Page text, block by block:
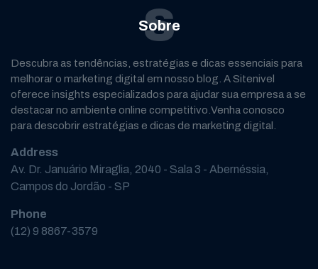
Sobre
S
Descubra as tendências, estratégias e dicas essenciais para
melhorar o marketing digital em nosso blog. A Sitenivel
oferece insights especializados para ajudar sua empresa a se
destacar no ambiente online competitivo.Venha conosco
para descobrir estratégias e dicas de marketing digital.
Address
Av. Dr. Januário Miraglia, 2040 - Sala 3 - Abernéssia,
Campos do Jordão - SP
Phone
(12) 9 8867-3579